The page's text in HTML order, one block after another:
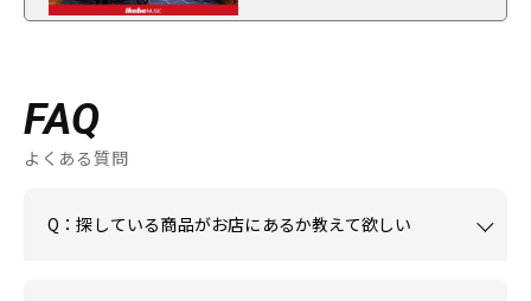
FAQ
よくある質問
Q：探している商品がお店にあるか教えて欲しい